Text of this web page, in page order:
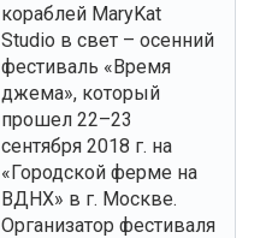
кораблей MaryKat
Studio в свет – осенний
фестиваль «Время
джема», который
прошел 22–23
сентября 2018 г. на
«Городской ферме на
ВДНХ» в г. Москве.
Организатор фестиваля